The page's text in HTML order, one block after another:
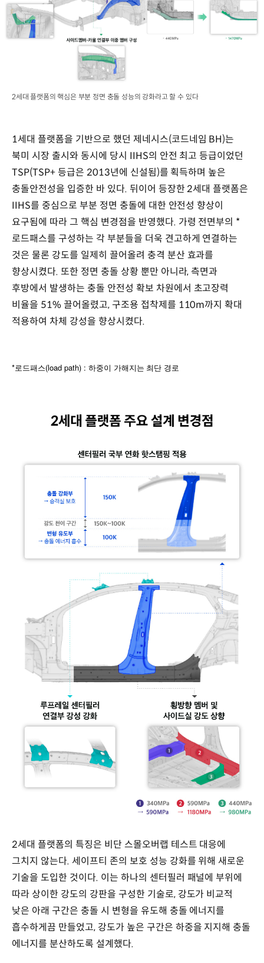
2세대 플랫폼의 핵심은 부분 정면 충돌 성능의 강화라고 할 수 있다
1세대 플랫폼을 기반으로 했던 제네시스(코드네임 BH)는
북미 시장 출시와 동시에 당시 IIHS의 안전 최고 등급이었던
TSP(TSP+ 등급은 2013년에 신설됨)를 획득하며 높은
충돌안전성을 입증한 바 있다. 뒤이어 등장한 2세대 플랫폼은
IIHS를 중심으로 부분 정면 충돌에 대한 안전성 향상이
요구됨에 따라 그 핵심 변경점을 반영했다. 가령 전면부의 *
로드패스를 구성하는 각 부분들을 더욱 견고하게 연결하는
것은 물론 강도를 일제히 끌어올려 충격 분산 효과를
향상시켰다. 또한 정면 충돌 상황 뿐만 아니라, 측면과
후방에서 발생하는 충돌 안전성 확보 차원에서 초고장력
비율을 51% 끌어올렸고, 구조용 접착제를 110m까지 확대
적용하여 차체 강성을 향상시켰다.
*로드패스(load path) : 하중이 가해지는 최단 경로
2세대 플랫폼의 특징은 비단 스몰오버랩 테스트 대응에
그치지 않는다. 세이프티 존의 보호 성능 강화를 위해 새로운
기술을 도입한 것이다. 이는 하나의 센터필러 패널에 부위에
따라 상이한 강도의 강판을 구성한 기술로, 강도가 비교적
낮은 아래 구간은 충돌 시 변형을 유도해 충돌 에너지를
흡수하게끔 만들었고, 강도가 높은 구간은 하중을 지지해 충돌
에너지를 분산하도록 설계했다.